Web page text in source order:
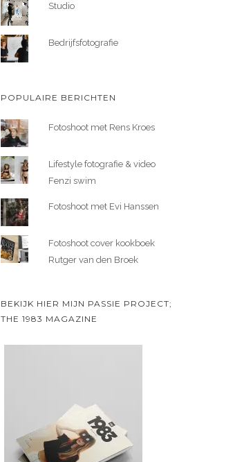
Studio
Bedrijfsfotografie
POPULAIRE BERICHTEN
Fotoshoot met Rens Kroes
Lifestyle fotografie & video
Fenzi swim
Fotoshoot met Evi Hanssen
Fotoshoot cover kookboek
Rutger van den Broek
BEKIJK HIER MIJN PASSIE PROJECT;
THE 1983 MAGAZINE